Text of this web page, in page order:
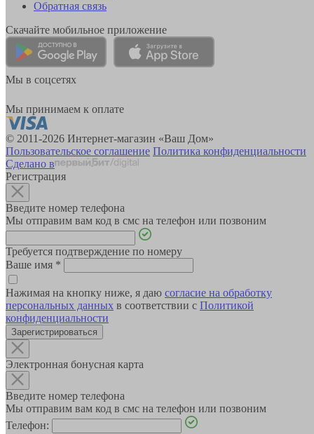
Обратная связь
Скачайте мобильное приложение
Мы в соцсетях
Мы принимаем к оплате
© 2011-2026 Интернет-магазин «Ваш Дом»
Пользовательское соглашение Политика конфиденциальности
Сделано в
Регистрация
Введите номер телефона
Мы отправим вам код в смс на телефон или позвоним
Требуется подтверждение по номеру
Ваше имя *
Нажимая на кнопку ниже, я даю согласие на обработку
персональных данных в соответствии с Политикой
конфиденциальности
Зарегистрироваться
Электронная бонусная карта
Введите номер телефона
Мы отправим вам код в смс на телефон или позвоним
Телефон: